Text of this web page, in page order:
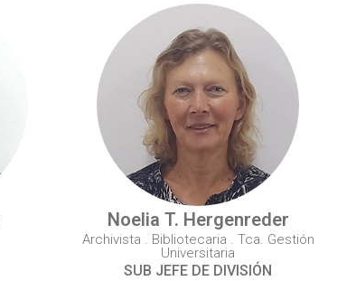
Noelia T. Hergenreder
Archivista . Bibliotecaria . Tca. Gestión
Universitaria
SUB JEFE DE DIVISIÓN